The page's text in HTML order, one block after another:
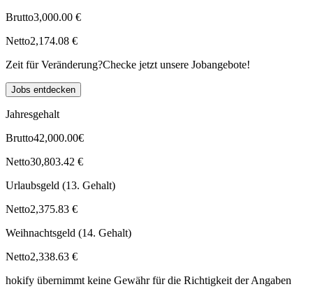
Brutto3,000.00 €
Netto2,174.08 €
Zeit für Veränderung?Checke jetzt unsere Jobangebote!
Jobs entdecken
Jahresgehalt
Brutto42,000.00€
Netto30,803.42 €
Urlaubsgeld (13. Gehalt)
Netto2,375.83 €
Weihnachtsgeld (14. Gehalt)
Netto2,338.63 €
hokify übernimmt keine Gewähr für die Richtigkeit der Angaben